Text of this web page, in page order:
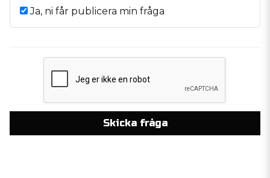
Ja, ni får publicera min fråga
Skicka fråga